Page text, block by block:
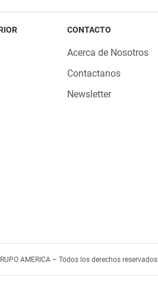
CONTACTO
Acerca de Nosotros
Contactanos
Newsletter
AMERICA – Todos los derechos reservados